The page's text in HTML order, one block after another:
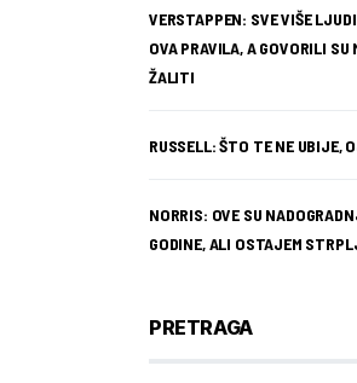
VERSTAPPEN: SVE VIŠE
OVA PRAVILA, A GOVORILI SU
ŽALITI
RUSSELL: ŠTO TE NE UBIJE,
NORRIS: OVE SU
GODINE, ALI OSTAJEM
PRETRAGA